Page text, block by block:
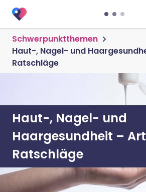
Schwerpunktthemen
Haut-, Nagel- und
Ratschläge
Haut-, Nagel- und
Haargesundheit –
Ratschläge